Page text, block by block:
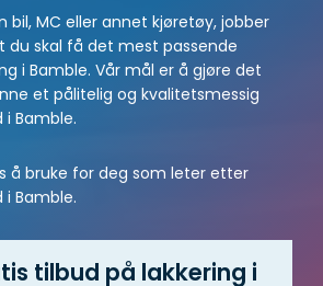
bil, MC eller annet kjøretøy, jobber
du skal få det mest passende
i Bamble. Vår mål er å gjøre det
et pålitelig og kvalitetsmessig
i Bamble.
å bruke for deg som leter etter
i Bamble.
tilbud på lakkering i